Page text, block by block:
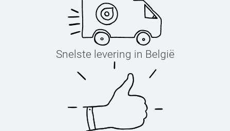
Snelste levering in België